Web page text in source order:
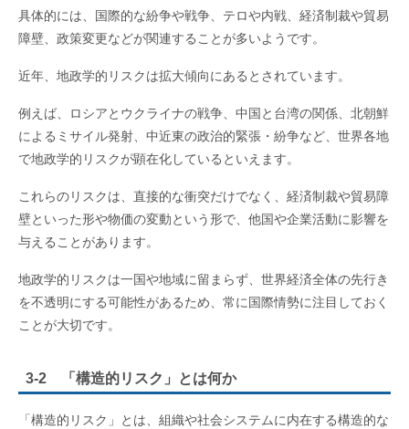
具体的には、国際的な紛争や戦争、テロや内戦、経済制裁や貿易
障壁、政策変更などが関連することが多いようです。
近年、地政学的リスクは拡大傾向にあるとされています。
例えば、ロシアとウクライナの戦争、中国と台湾の関係、北朝鮮
によるミサイル発射、中近東の政治的緊張・紛争など、世界各地
で地政学的リスクが顕在化しているといえます。
これらのリスクは、直接的な衝突だけでなく、経済制裁や貿易障
壁といった形や物価の変動という形で、他国や企業活動に影響を
与えることがあります。
地政学的リスクは一国や地域に留まらず、世界経済全体の先行き
を不透明にする可能性があるため、常に国際情勢に注目しておく
ことが大切です。
3-2 「構造的リスク」とは何か
「構造的リスク」とは、組織や社会システムに内在する構造的な